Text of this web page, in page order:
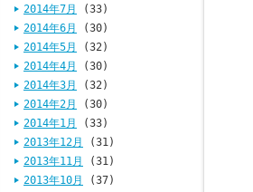
2014年7月
(33)
2014年6月
(30)
2014年5月
(32)
2014年4月
(30)
2014年3月
(32)
2014年2月
(30)
2014年1月
(33)
2013年12月
(31)
2013年11月
(31)
2013年10月
(37)